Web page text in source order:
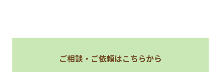
ご相談・ご依頼はこちらから